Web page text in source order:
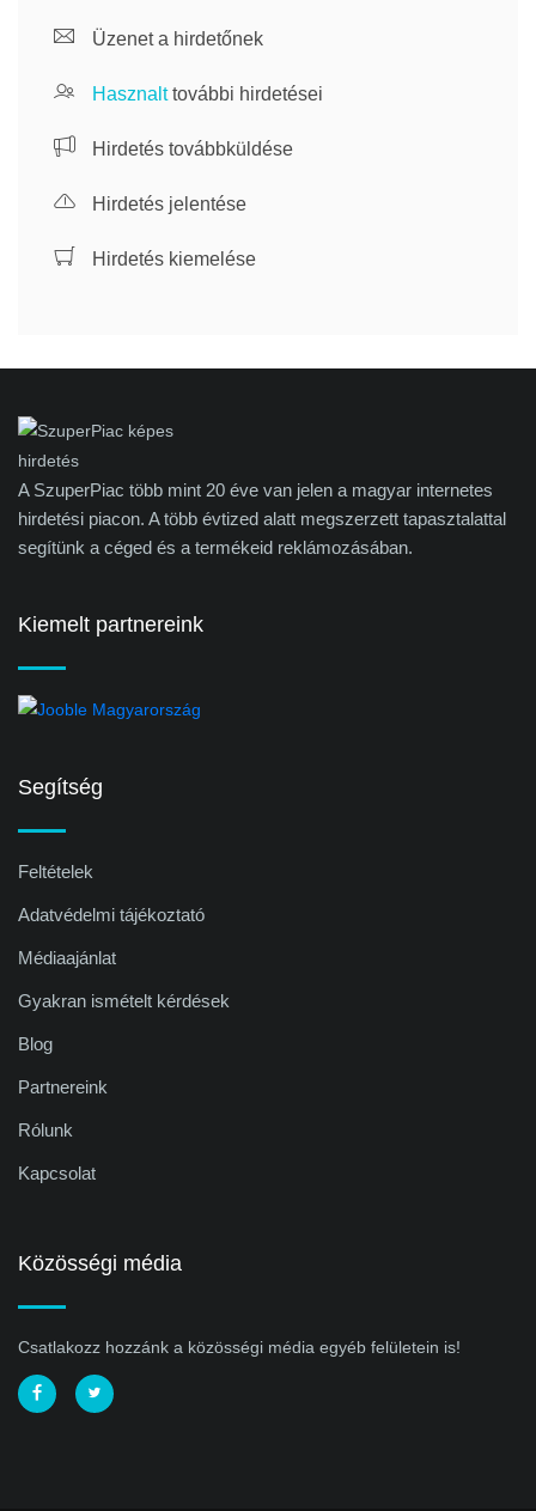
Üzenet a hirdetőnek
Hasznalttovábbi hirdetései
Hirdetés továbbküldése
Hirdetés jelentése
Hirdetés kiemelése
A SzuperPiac több mint 20 éve van jelen a magyar internetes
hirdetési piacon. A több évtized alatt megszerzett tapasztalattal
segítünk a céged és a termékeid reklámozásában.
Kiemelt partnereink
Segítség
Feltételek
Adatvédelmi tájékoztató
Médiaajánlat
Gyakran ismételt kérdések
Blog
Partnereink
Rólunk
Kapcsolat
Közösségi média
Csatlakozz hozzánk a közösségi média egyéb felületein is!